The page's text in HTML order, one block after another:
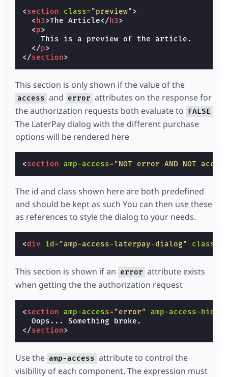
<section class="preview">
< h3>The Article</ h3>
<p>
    This is a preview of the article.
</p>
</section>
This section is only shown if the value of the
access and error attributes on the response for
the authorization requests both evaluate to FALSE
The LaterPay dialog with the different purchase
options will be rendered here
<section amp-access="NOT error AND NOT
The id and class shown here are both predefined
and should be kept as such You can then use these
as references to style the dialog to your needs.
<div id ="amp-access-laterpay-dialog" class
This section is shown if an error attribute exists
when getting the the authorization request
<section amp-access="error" amp-access-hide
</section>
Use the amp-access attribute to control the
visibility of each component. The expression must